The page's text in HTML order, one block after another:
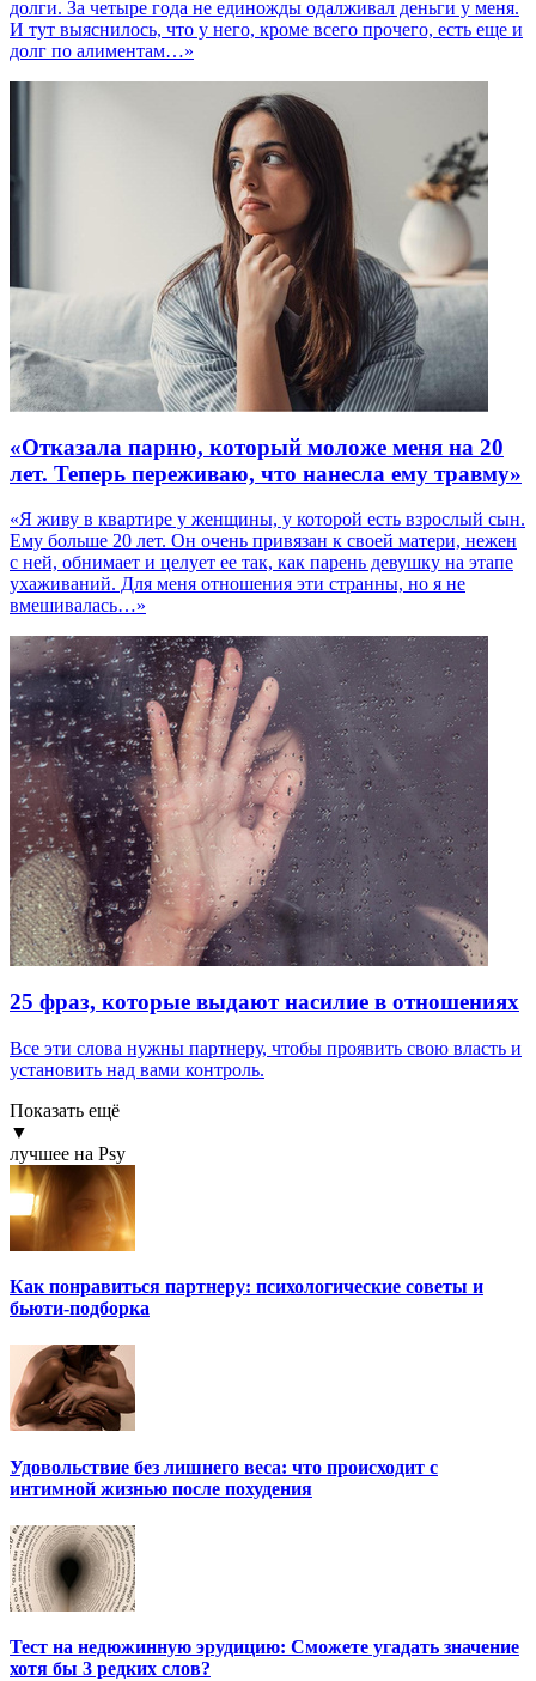
долги. За четыре года не единожды одалживал деньги у меня.
И тут выяснилось, что у него, кроме всего прочего, есть еще и
долг по алиментам…»
«Отказала парню, который моложе меня на 20
лет. Теперь переживаю, что нанесла ему травму»
«Я живу в квартире у женщины, у которой есть взрослый сын.
Ему больше 20 лет. Он очень привязан к своей матери, нежен
с ней, обнимает и целует ее так, как парень девушку на этапе
ухаживаний. Для меня отношения эти странны, но я не
вмешивалась…»
25 фраз, которые выдают насилие в отношениях
Все эти слова нужны партнеру, чтобы проявить свою власть и
установить над вами контроль.
Показать ещё
▼
лучшее на Psy
Как понравиться партнеру: психологические советы и
бьюти-подборка
Удовольствие без лишнего веса: что происходит с
интимной жизнью после похудения
Тест на недюжинную эрудицию: Сможете угадать значение
хотя бы 3 редких слов?